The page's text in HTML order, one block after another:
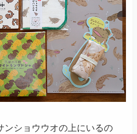
ンショウウオの上にいるの